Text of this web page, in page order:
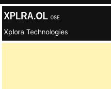
XPLRA.OL OSE
Xplora Technologies